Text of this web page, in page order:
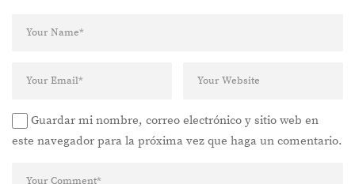
Guardar mi nombre, correo electrónico y sitio web en
este navegador para la próxima vez que haga un comentario.